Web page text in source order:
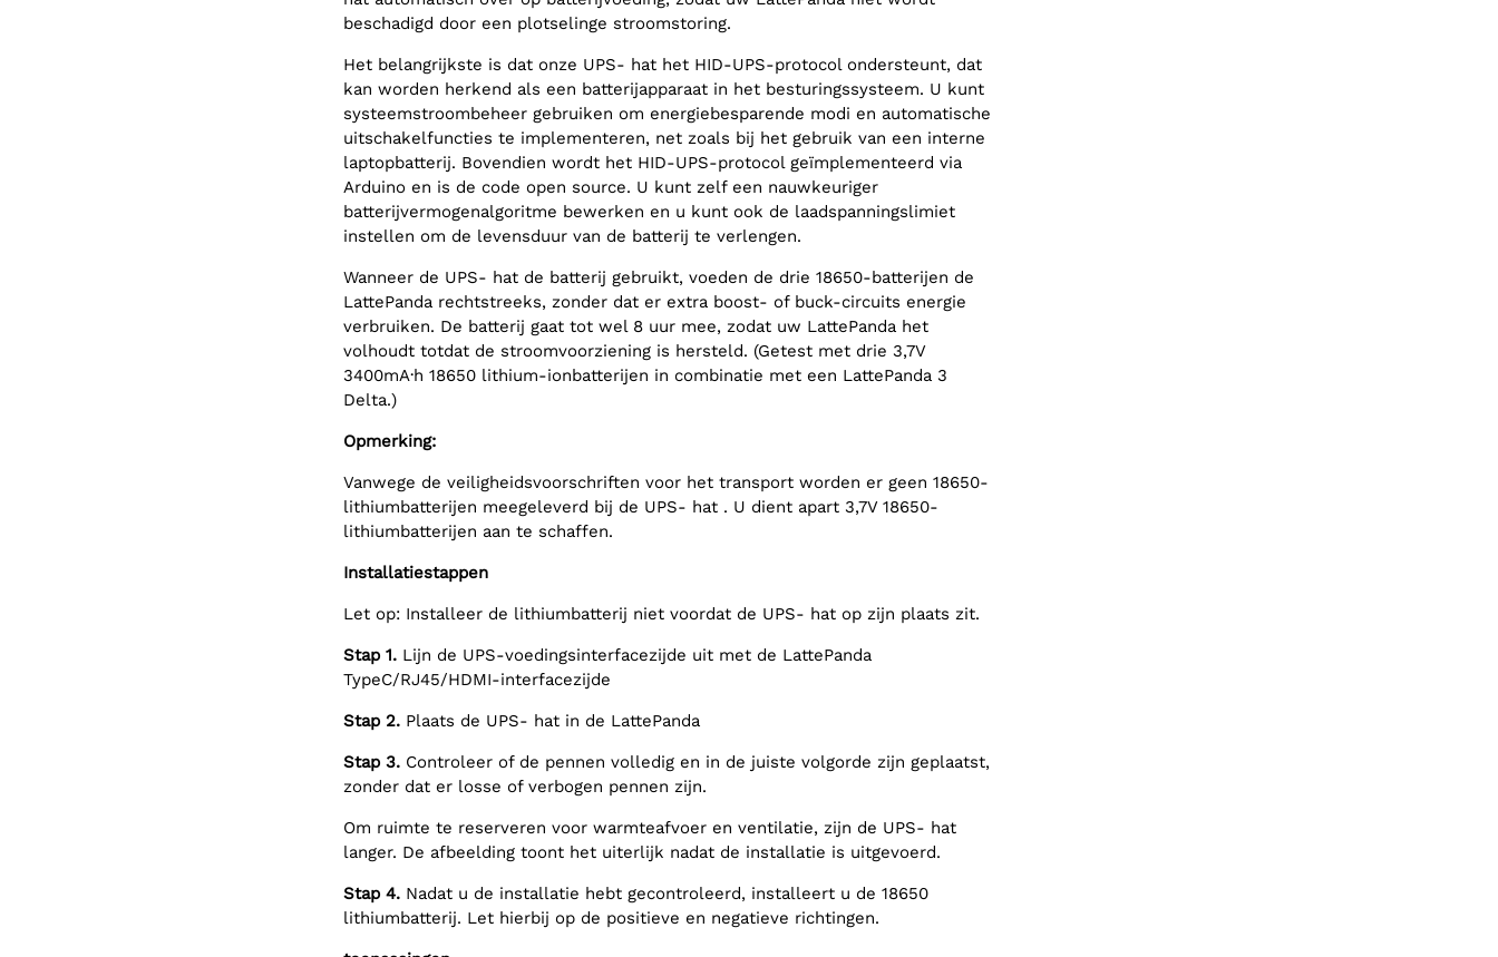
beschadigd door een plotselinge stroomstoring.
Het belangrijkste is dat onze UPS- hat het HID-UPS-protocol ondersteunt, dat
kan worden herkend als een batterijapparaat in het besturingssysteem. U kunt
systeemstroombeheer gebruiken om energiebesparende modi en automatische
uitschakelfuncties te implementeren, net zoals bij het gebruik van een interne
laptopbatterij. Bovendien wordt het HID-UPS-protocol geïmplementeerd via
Arduino en is de code open source. U kunt zelf een nauwkeuriger
batterijvermogenalgoritme bewerken en u kunt ook de laadspanningslimiet
instellen om de levensduur van de batterij te verlengen.
Wanneer de UPS- hat de batterij gebruikt, voeden de drie 18650-batterijen de
LattePanda rechtstreeks, zonder dat er extra boost- of buck-circuits energie
verbruiken. De batterij gaat tot wel 8 uur mee, zodat uw LattePanda het
volhoudt totdat de stroomvoorziening is hersteld. (Getest met drie 3,7V
3400mA·h 18650 lithium-ionbatterijen in combinatie met een LattePanda 3
Delta.)
Opmerking:
Vanwege de veiligheidsvoorschriften voor het transport worden er geen 18650-
lithiumbatterijen meegeleverd bij de UPS- hat . U dient apart 3,7V 18650-
lithiumbatterijen aan te schaffen.
Installatiestappen
Let op: Installeer de lithiumbatterij niet voordat de UPS- hat op zijn plaats zit.
Stap 1. Lijn de UPS-voedingsinterfacezijde uit met de LattePanda
TypeC/RJ45/HDMI-interfacezijde
Stap 2. Plaats de UPS- hat in de LattePanda
Stap 3. Controleer of de pennen volledig en in de juiste volgorde zijn geplaatst,
zonder dat er losse of verbogen pennen zijn.
Om ruimte te reserveren voor warmteafvoer en ventilatie, zijn de UPS- hat
langer. De afbeelding toont het uiterlijk nadat de installatie is uitgevoerd.
Stap 4. Nadat u de installatie hebt gecontroleerd, installeert u de 18650
lithiumbatterij. Let hierbij op de positieve en negatieve richtingen.